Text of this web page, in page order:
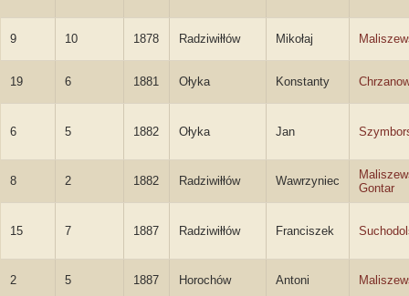
9 10 1878 Radziwiłłów Mikołaj
19 6 1881 Ołyka Konstanty
6 5 1882 Ołyka Jan
8 2 1882 Radziwiłłów Wawrzyniec
Gontar
15 7 1887 Radziwiłłów Franciszek
2 5 1887 Horochów Antoni